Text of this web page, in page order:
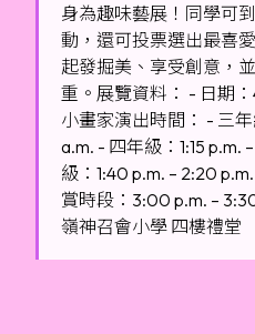
身為趣味藝展！同學可
動，還可投票選出最喜
起發掘美、享受創意，
重。展覽資料： - 日期
小畫家演出時間： - 三年
a.m. - 四年級：1:15 p.m.
級：1:40 p.m. – 2:20
賞時段：3:00 p.m. –
嶺神召會小學 四樓禮堂